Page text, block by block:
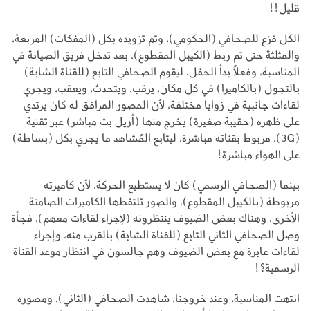
قليل!!
الكل فزع للصحافي (الحكومي)، وتم تزويده بكل (المفكات) المربعة،
والمثلثة حتى تم ربط (الكيبل المقطوع)، بعد تدخل فريق الصيانة في
المناسبة، وفعلاً بدأ الحفل، ليقوم الصحافي التابع (للقناة الشابة)
بالتجول (بالكاميرا) في كل مكان، يرقب، ويتحدث، ويعقب، ويجري
لقاءات جانبية في زوايا مختلفة، لأن المصور المرافق له كان يرتدي
على ظهره (حقيبة صغيرة) يخرج منها (أريل بث مباشر) عبر تقنية
(3G)، مربوط بقناته مباشرة، ليتابع المُشاهد ما يجري بكل (بساطة)
على الهواء مباشرة!
بينما (الصحافي الرسمي) كان لا يستطيع الحركة، لأن كاميرته
مربوطة (بالكيبل المقطوع)، والصور تلتقطها الكاميرات الصامتة
الأخرى، وهناك بعض الضيوف ينتظرونه (لإجراء لقاءات معهم)، فجأة
وصل الصحافي الثاني التابع (للقناة الشابة) بالقرب منه، وإجراء
لقاءات عابرة مع بعض الضيوف وهم جالسون في انتظار موعد القناة
الرسمية؟!
انتهت المناسبة، وعند خروجنا، شاهدت الصحافي (الثاني)، ومصوره